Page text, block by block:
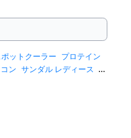
ットクーラー プロテイン
ン サンダル レディース ス